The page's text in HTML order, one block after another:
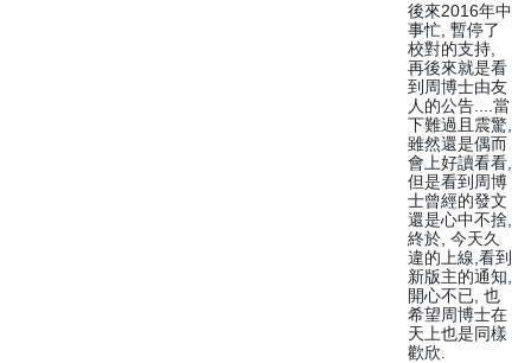
後來2016年中
事忙, 暫停了
校對的支持,
再後來就是看
到周博士由友
人的公告....當
下難過且震驚,
雖然還是偶而
會上好讀看看,
但是看到周博
士曾經的發文
還是心中不捨,
終於, 今天久
違的上線,看到
新版主的通知,
開心不已, 也
希望周博士在
天上也是同樣
歡欣.